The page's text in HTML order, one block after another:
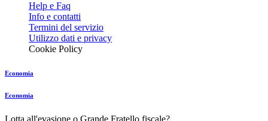
Help e Faq
Info e contatti
Termini del servizio
Utilizzo dati e privacy
Cookie Policy
Economia
Economia